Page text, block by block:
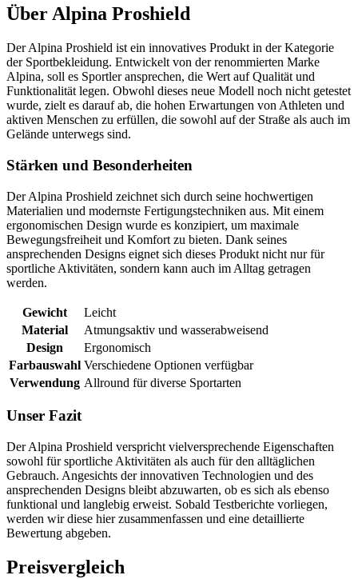
ÜberAlpina Proshield
Der Alpina Proshield ist ein innovatives Produkt in der Kategorie
der Sportbekleidung. Entwickelt von der renommierten Marke
Alpina, soll es Sportler ansprechen, die Wert auf Qualität und
Funktionalität legen. Obwohl dieses neue Modell noch nicht getestet
wurde, zielt es darauf ab, die hohen Erwartungen von Athleten und
aktiven Menschen zu erfüllen, die sowohl auf der Straße als auch im
Gelände unterwegs sind.
Stärken und Besonderheiten
Der Alpina Proshield zeichnet sich durch seine hochwertigen
Materialien und modernste Fertigungstechniken aus. Mit einem
ergonomischen Design wurde es konzipiert, um maximale
Bewegungsfreiheit und Komfort zu bieten. Dank seines
ansprechenden Designs eignet sich dieses Produkt nicht nur für
sportliche Aktivitäten, sondern kann auch im Alltag getragen
werden.
Gewicht
Leicht
Material
Atmungsaktiv und wasserabweisend
Design
Ergonomisch
Farbauswahl Verschiedene Optionen verfügbar
Verwendung Allround für diverse Sportarten
Unser Fazit
Der Alpina Proshield verspricht vielversprechende Eigenschaften
sowohl für sportliche Aktivitäten als auch für den alltäglichen
Gebrauch. Angesichts der innovativen Technologien und des
ansprechenden Designs bleibt abzuwarten, ob es sich als ebenso
funktional und langlebig erweist. Sobald Testberichte vorliegen,
werden wir diese hier zusammenfassen und eine detaillierte
Bewertung abgeben.
Preisvergleich